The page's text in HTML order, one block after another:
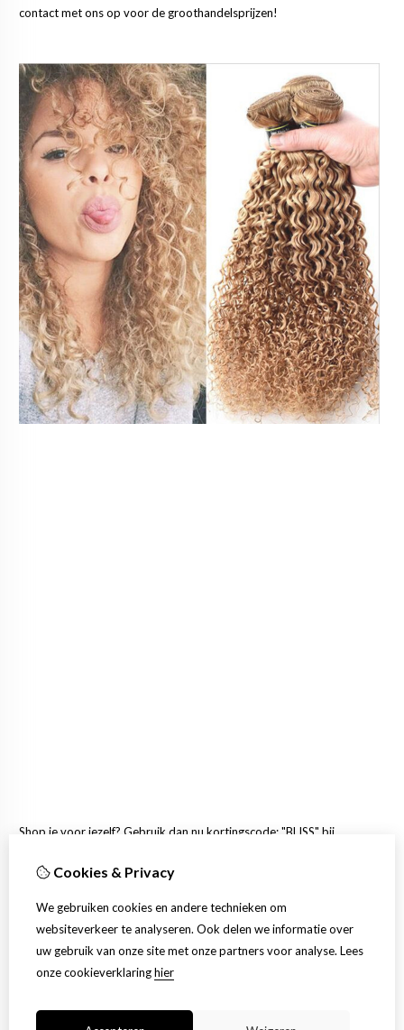
Cookies & Privacy
We gebruiken cookies en andere technieken om
websiteverkeer te analyseren. Ook delen we informatie over
uw gebruik van onze site met onze partners voor analyse. Lees
onze cookieverklaringhier
contact met ons op voor de groothandelsprijzen!
​Shop je voor jezelf? Gebruik dan nu kortingscode: "BLISS" bij
Brazilian Hair Online Team
Niet meer tonen